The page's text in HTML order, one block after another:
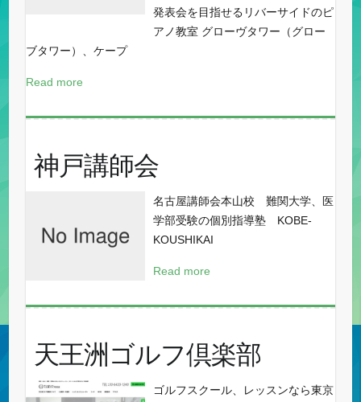
発表会を目指せるリバーサイドのピ
アノ教室 グローヴタワー（グロー
ブタワー）、ケープ
Read more
神戸講師会
名古屋講師会本山校 難関大学、医
学部受験の個別指導塾 KOBE-
KOUSHIKAI
Read more
天王洲ゴルフ倶楽部
ゴルフスクール、レッスンなら東京